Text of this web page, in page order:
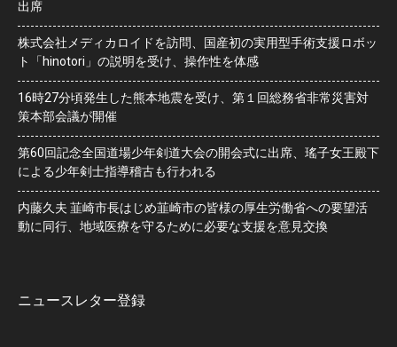
出席
株式会社メディカロイドを訪問、国産初の実用型手術支援ロボッ
ト「hinotori」の説明を受け、操作性を体感
16時27分頃発生した熊本地震を受け、第１回総務省非常災害対
策本部会議が開催
第60回記念全国道場少年剣道大会の開会式に出席、瑤子女王殿下
による少年剣士指導稽古も行われる
内藤久夫 韮崎市長はじめ韮崎市の皆様の厚生労働省への要望活
動に同行、地域医療を守るために必要な支援を意見交換
ニュースレター登録